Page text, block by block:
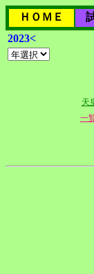
ＨＯＭＥ
2023<
天
一